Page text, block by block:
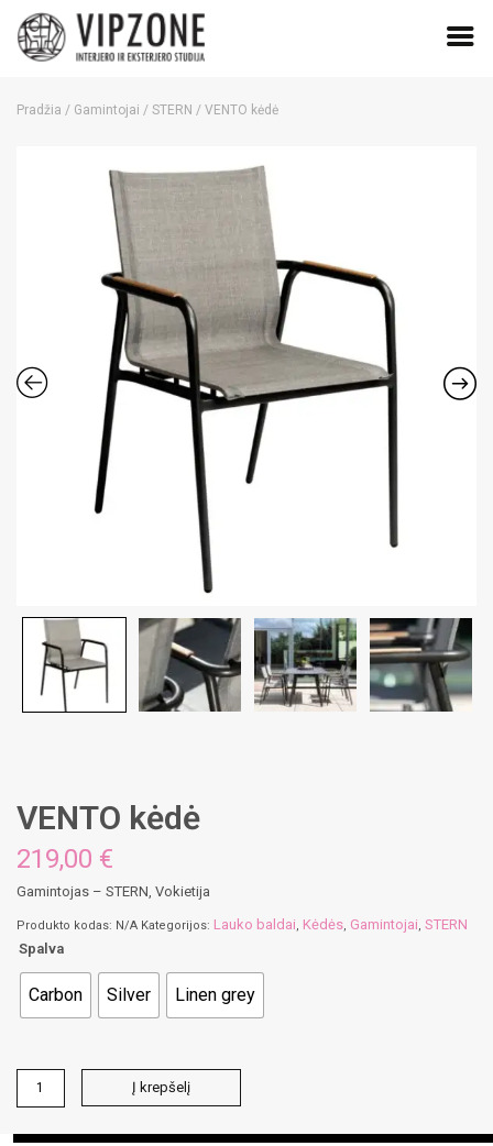
Pradžia / Gamintojai / STERN / VENTO kėdė
VENTO kėdė
219,00 €
Gamintojas – STERN, Vokietija
Produkto kodas: N/A Kategorijos: Lauko baldai Kėdės Gamintojai STERN
Spalva
Carbon Silver Linen grey
kiekis:
kėdė
Į krepšelį